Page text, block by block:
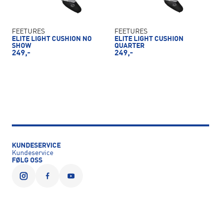
FEETURES
ELITE LIGHT CUSHION NO
SHOW
249,-
FEETURES
ELITE LIGHT CUSHION
QUARTER
249,-
KUNDESERVICE
Kundeservice
FØLG OSS